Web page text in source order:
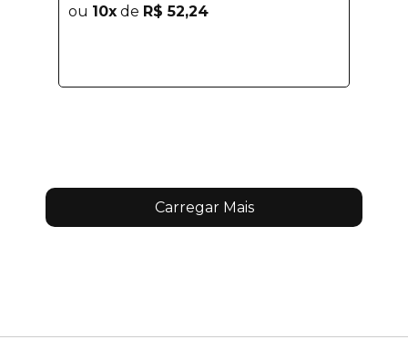
ou 10x de R$ 52,24
Carregar Mais